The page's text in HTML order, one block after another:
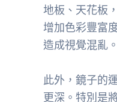
地板、天花板
增加色彩豐富
造成視覺混亂。
此外，鏡子的
更深。特別是